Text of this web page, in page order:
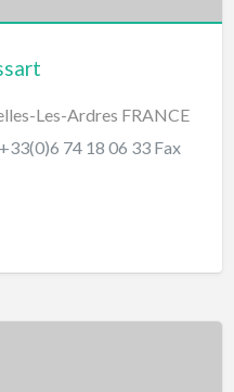
Les-Ardres FRANCE
74 18 06 33 Fax